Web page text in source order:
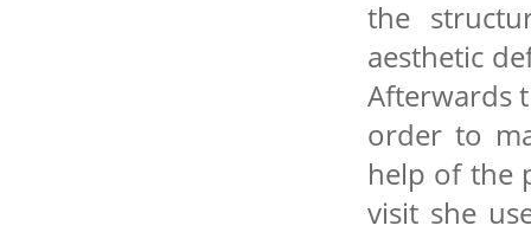
the
aesthetic
Afterwards
order to
help of the
visit she